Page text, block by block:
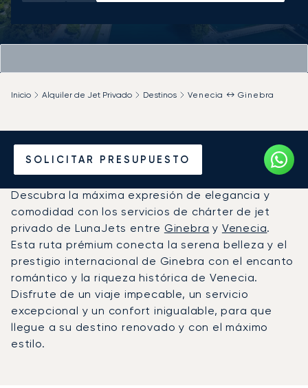
SOLICITAR PRESUPUESTO
Inicio Alquiler de Jet Privado Destinos Venecia ↔ Ginebra
Alquile un Jet Privado de
Venecia a Ginebra
Descubra la máxima expresión de elegancia y
comodidad con los servicios de chárter de jet
privado de LunaJets entre Ginebra y Venecia.
Esta ruta prémium conecta la serena belleza y el
prestigio internacional de Ginebra con el encanto
romántico y la riqueza histórica de Venecia.
Disfrute de un viaje impecable, un servicio
excepcional y un confort inigualable, para que
llegue a su destino renovado y con el máximo
estilo.